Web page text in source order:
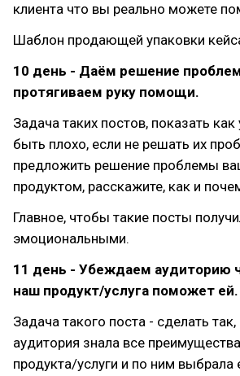
клиента что вы реально можете
Шаблон продающей упаковки
10 день - Даём решение
протягиваем руку помощи.
Задача таких постов, показать
быть плохо, если не решать их
предложить решение проблемы
продуктом, расскажите, как и
Главное, чтобы такие посты
эмоциональными.
11 день - Убеждаем аудиторию
наш продукт/услуга поможет ей.
Задача такого поста - сделать
аудитория знала все
продукта/услуги и по ним выбрала